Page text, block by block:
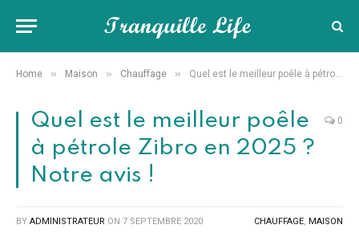
Home » Maison » Chauffage » Quel est le meilleur poêle à pétrole Zibro en 2025 ? Notre avis !
Quel est le meilleur poêle
à pétrole Zibro en 2025 ?
Notre avis !
0
BY ADMINISTRATEUR ON 7 SEPTEMBRE 2020 CHAUFFAGE, MAISON